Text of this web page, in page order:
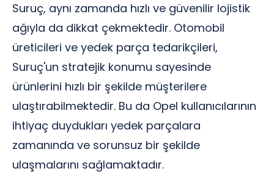
Suruç, aynı zamanda hızlı ve güvenilir lojistik
ağıyla da dikkat çekmektedir. Otomobil
üreticileri ve yedek parça tedarikçileri,
Suruç'un stratejik konumu sayesinde
ürünlerini hızlı bir şekilde müşterilere
ulaştırabilmektedir. Bu da Opel kullanıcılarının
ihtiyaç duydukları yedek parçalara
zamanında ve sorunsuz bir şekilde
ulaşmalarını sağlamaktadır.